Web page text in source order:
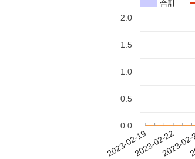
合計
2023-02-192023-02-22
2023-
0.0
0.5
1.0
1.5
2.0